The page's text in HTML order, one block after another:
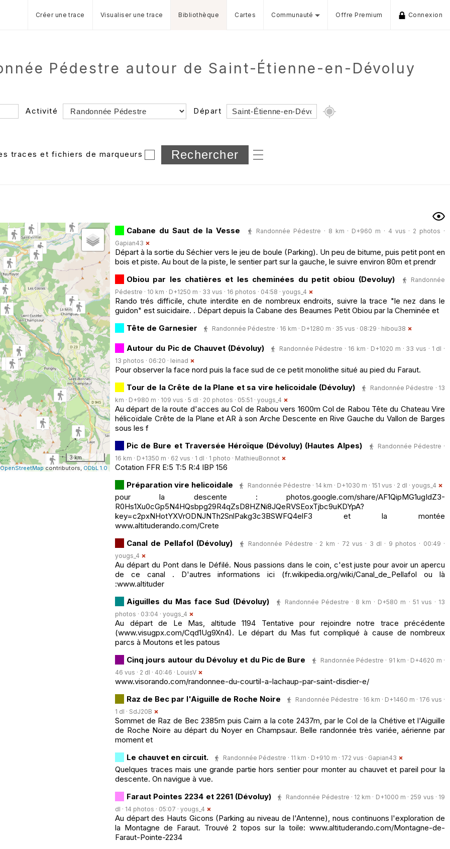
Créer une trace Visualiser une trace Bibliothèque Cartes Communauté Offre Premium Connexion
Pédestre autour de Saint-Étienne-en-Dévoluy
Activité Départ
Dossier
et sous-dossiers
traces et fichiers de marqueurs
3 km
OpenStreetMap contributors, ODbL 1.0
Cabane du Saut de la Vesse
Randonnée Pédestre · 8 km · D+960 m · 4 vus · 2 photos ·
Gapian43
Départ à la sortie du Séchier vers le jeu de boule (Parking). Un peu de bitume, puis petit pont en
bois et piste. Au bout de la piste, le sentier part sur la gauche, le suivre environ 80m et prendr
Obiou par les chatières et les cheminées du petit obiou (Devoluy)
Randonnée
Pédestre · 10 km · D+1250 m · 33 vus · 16 photos · 04:58 · yougs_4
Rando trés difficile, chute interdite en de nombreux endroits, suivre la trace "le nez dans le
guidon" est suicidaire. . Départ depuis la Cabane des Beaumes Petit Obiou par la Cheminée et
Tête de Garnesier
Randonnée Pédestre · 16 km · D+1280 m · 35 vus · 08:29 · hibou38
Autour du Pic de Chauvet (Dévoluy)
Randonnée Pédestre · 16 km · D+1020 m · 33 vus · 1 dl ·
13 photos · 06:20 · leinad
Pour observer la face nord puis la face sud de ce petit monolithe situé au pied du Faraut.
Tour de la Crête de la Plane et sa vire helicoidale (Dévoluy)
Randonnée Pédestre · 13
km · D+980 m · 109 vus · 5 dl · 20 photos · 05:51 · yougs_4
Au départ de la route d'acces au Col de Rabou vers 1600m Col de Rabou Tête du Chateau Vire
hélicoïdale Crête de la Plane et AR à son Arche Descente en Rive Gauche du Vallon de Barges
sous les f
Pic de Bure et Traversée Héroïque (Dévoluy) (Hautes Alpes)
Randonnée Pédestre ·
16 km · D+1350 m · 62 vus · 1 dl · 1 photo · MathieuBonnot
Cotation FFR E:5 T:5 R:4 IBP 156
Préparation vire helicoidale
Randonnée Pédestre · 14 km · D+1030 m · 151 vus · 2 dl · yougs_4
pour la descente : photos.google.com/share/AF1QipMG1ugIdZ3-
R0Hs1Xu0cGp5N4HQsbpg29R4qZsD8HZNi8JQeRVSEoxTjbc9uKDYpA?
key=c2pxNHotYXVrODNJNTh2SnlPakg3c3BSWFQ4elF3 et la montée
www.altituderando.com/Crete
Canal de Pellafol (Dévoluy)
Randonnée Pédestre · 2 km · 72 vus · 3 dl · 9 photos · 00:49 ·
yougs_4
Au départ du Pont dans le Défilé. Nous passions dans le coin, c'est juste pour avoir un apercu
de ce canal . D'autres informations ici (fr.wikipedia.org/wiki/Canal_de_Pellafol ou là
:www.altituder
Aiguilles du Mas face Sud (Dévoluy)
Randonnée Pédestre · 8 km · D+580 m · 51 vus · 13
photos · 03:04 · yougs_4
Au départ de Le Mas, altitude 1194 Tentative pour rejoindre notre trace précédente
(www.visugpx.com/Cqd1Ug9Xn4). Le départ du Mas fut compliqué à cause de nombreux
parcs à Moutons et les patous
Cinq jours autour du Dévoluy et du Pic de Bure
Randonnée Pédestre · 91 km · D+4620 m ·
46 vus · 2 dl · 40:46 · LouisV
www.visorando.com/randonnee-du-courtil-a-lachaup-par-saint-disdier-e/
Raz de Bec par l'Aiguille de Roche Noire
Randonnée Pédestre · 16 km · D+1460 m · 176 vus ·
1 dl · SdJ20B
Sommet de Raz de Bec 2385m puis Cairn a la cote 2437m, par le Col de la Chétive et l'Aiguille
de Roche Noire au départ du Noyer en Champsaur. Belle randonnée très variée, aérienne par
moment et
Le chauvet en circuit.
Randonnée Pédestre · 11 km · D+910 m · 172 vus · Gapian43
Quelques traces mais une grande partie hors sentier pour monter au chauvet et pareil pour la
descente. On navigue à vue.
Faraut Pointes 2234 et 2261 (Dévoluy)
Randonnée Pédestre · 12 km · D+1000 m · 259 vus · 19
dl · 14 photos · 05:07 · yougs_4
Au départ des Hauts Gicons (Parking au niveau de l'Antenne), nous continuons l'exploration de
la Montagne de Faraut. Trouvé 2 topos sur la toile: www.altituderando.com/Montagne-de-
Faraut-Pointe-2234